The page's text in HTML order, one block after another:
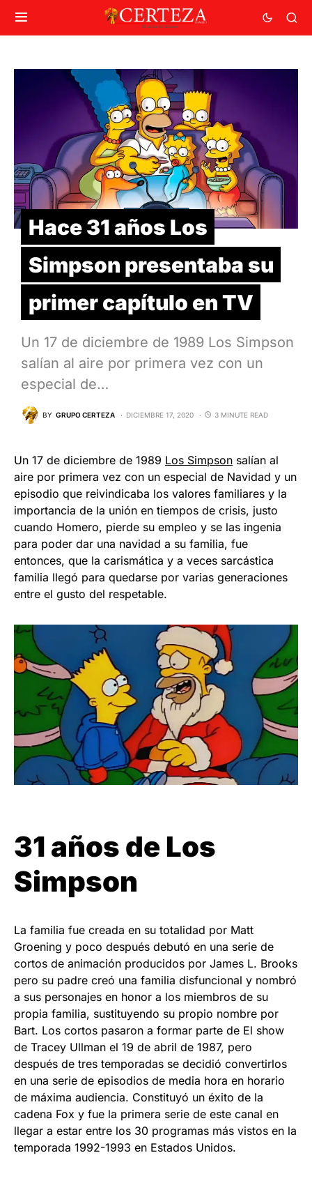
Hace 31 años Los
Simpson presentaba su
primer capítulo en TV
Un 17 de diciembre de 1989 Los Simpson
salían al aire por primera vez con un
especial de…
BY GRUPO CERTEZA DICIEMBRE 17, 2020 3 MINUTE READ
Un 17 de diciembre de 1989 Los Simpson salían al
aire por primera vez con un especial de Navidad y un
episodio que reivindicaba los valores familiares y la
importancia de la unión en tiempos de crisis, justo
cuando Homero, pierde su empleo y se las ingenia
para poder dar una navidad a su familia, fue
entonces, que la carismática y a veces sarcástica
familia llegó para quedarse por varias generaciones
entre el gusto del respetable.
31 años de Los
Simpson
La familia fue creada en su totalidad por Matt
Groening y poco después debutó en una serie de
cortos de animación producidos por James L. Brooks
pero su padre creó una familia disfuncional y nombró
a sus personajes en honor a los miembros de su
propia familia, sustituyendo su propio nombre por
Bart. Los cortos pasaron a formar parte de El show
de Tracey Ullman el 19 de abril de 1987,​ pero
después de tres temporadas se decidió convertirlos
en una serie de episodios de media hora en horario
de máxima audiencia. Constituyó un éxito de la
cadena Fox y fue la primera serie de este canal en
llegar a estar entre los 30 programas más vistos en la
temporada 1992-1993 en Estados Unidos.